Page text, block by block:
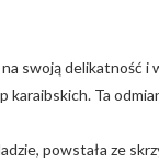
swoją delikatność
karaibskich. Ta
powstała ze